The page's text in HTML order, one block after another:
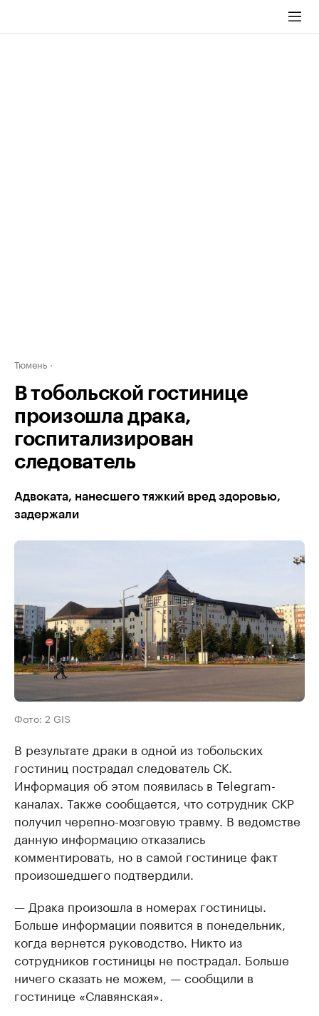
Тюмень
В тобольской гостинице
произошла драка,
госпитализирован
следователь
Адвоката, нанесшего тяжкий вред здоровью,
задержали
Фото: 2 GIS
В результате драки в одной из тобольских
гостиниц пострадал следователь СК.
Информация об этом появилась в Telegram-
каналах. Также сообщается, что сотрудник СКР
получил черепно-мозговую травму. В ведомстве
данную информацию отказались
комментировать, но в самой гостинице факт
произошедшего подтвердили.
— Драка произошла в номерах гостиницы.
Больше информации появится в понедельник,
когда вернется руководство. Никто из
сотрудников гостиницы не пострадал. Больше
ничего сказать не можем, — сообщили в
гостинице «Славянская».